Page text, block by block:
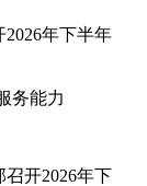
年下半年
务能力
召开2026年下